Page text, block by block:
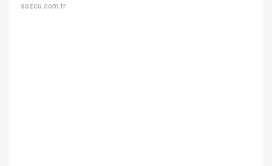
sozcu.com.tr